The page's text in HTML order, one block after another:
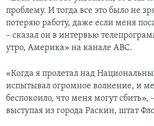
проблему. И тогда все это было не
потеряю работу, даже если меня
– сказал он в интервью
утро, Америка» на канале АВС.
«Когда я пролетал над
испытывал огромное волнение, и
беспокоило, что меня могут сбить»,
выступая из города Раскин, штат